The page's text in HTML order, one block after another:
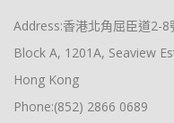
Address:香港北角屈臣道2-
Block A, 1201A, Seaview
Hong Kong
Phone:(852) 2866 0689